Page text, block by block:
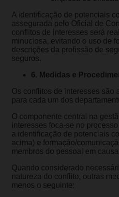
A identificação de potenciais
assegurada pelo Oficial de
conflitos de interesses será
minuciosa, evitando o uso de
descrições da profissão de
seguros.
6. Medidas e
Os conflitos de interesses são
para cada um dos
O componente central na
interesses foca-se no
a identificação de potenciais
acima) e formação/
membros do pessoal em
Quando considerado
natureza do conflito, outras
menos o seguinte: